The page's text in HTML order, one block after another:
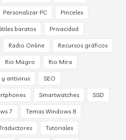
Personalizar PC Pinceles
baratos Privacidad
Radio Online Recursos gráficos
Rio Magro Rio Mira
antivirus SEO
Smartwatches SSD
7 Temas Windows 8
Tutoriales